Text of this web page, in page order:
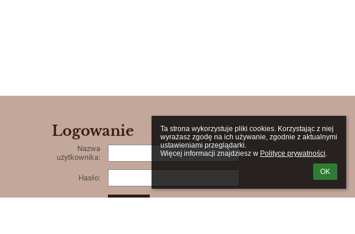
Ta strona wykorzystuje pliki cookies. Korzystając z niej
wyrażasz zgodę na ich używanie, zgodnie z aktualnymi
ustawieniami przeglądarki.
Więcej informacji znajdziesz w Polityce prywatności.
OK
Logowanie
Nazwa
użytkownika:
Hasło: